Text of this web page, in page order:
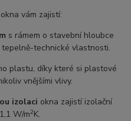
vám zajistí:
s rámem o stavební hloubce
technické vlastnosti.
plastu, díky které si plastové
vnějšími vlivy.
izolaci okna zajistí izolační
W/m2K.